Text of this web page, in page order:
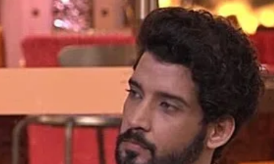
Opening https://gazetapost.com/salman-khan-charge-rs-1000-crore-for-hosting-bigg-boss-16/57822/